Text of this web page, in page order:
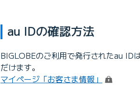
au IDの確認方法
BIGLOBEのご利用で発行されたau ID
だけます。
マイページ「お客さま情報」 （ログイン